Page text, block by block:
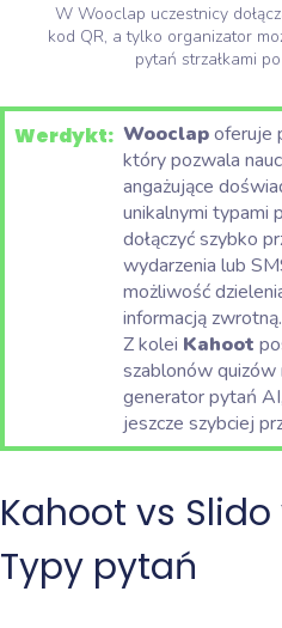
W Wooclap uczestnicy
kod QR, a tylko organizator
pytań strzałkami
Werdykt: Wooclapoferuje
który pozwala
angażujące
unikalnymi typami
dołączyć szybko
wydarzenia lub
możliwość
informacją zwrotną.
Z kolei Kahoot
szablonów quizów
generator pytań
jeszcze szybciej
Kahoot vs
Typy pytań